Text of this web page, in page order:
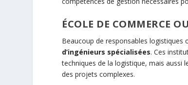
ÉCOLE DE COMMERCE
Beaucoup de responsables
d’ingénieurs spécialisées. Ces
techniques de la logistique, mais aussi
des projets complexes.